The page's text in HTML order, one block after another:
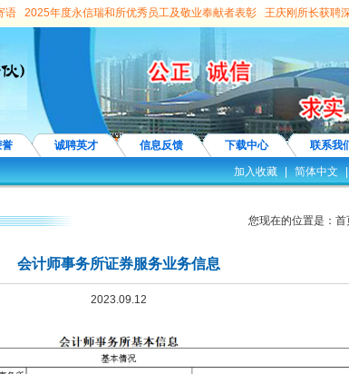
语 2025年度永信瑞和所优秀员工及敬业奉献者表彰 王庆刚所长获聘
会计师王庆刚一行 喜讯|永信瑞和所党支部获深圳市两新组织“先进基
财税知识竞赛|答题闯关 瓜分百万元豪礼 百年征程 铸就辉煌 | 市注册
际的蜕变传奇 携手并进 共创未来 | 永信国际所吸收合并平海所签约
2019年永信国际年会暨表彰晚宴隆重召开 喜讯 | 永信国际获评2018年
委托，对南澳办事处辖区60个社区经济组织领导班子进行任期经济责任
中心等六家企业2012年度财务报表进行审计工作 我所中标深圳市投资
专项审计。 我所接受深投教育委托，对其下属深圳市通业物业管理有
标龙岗区财政局绩效评价服务项目
诚聘英才 信息反馈 下载中心 联系我
加入收藏 | 简体中文 |
您现在的位置是： 首
会计师事务所证券服务业务信息
2023.09.12